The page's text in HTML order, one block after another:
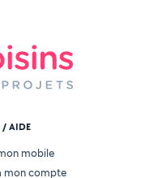
/ AIDE
mobile
mon compte